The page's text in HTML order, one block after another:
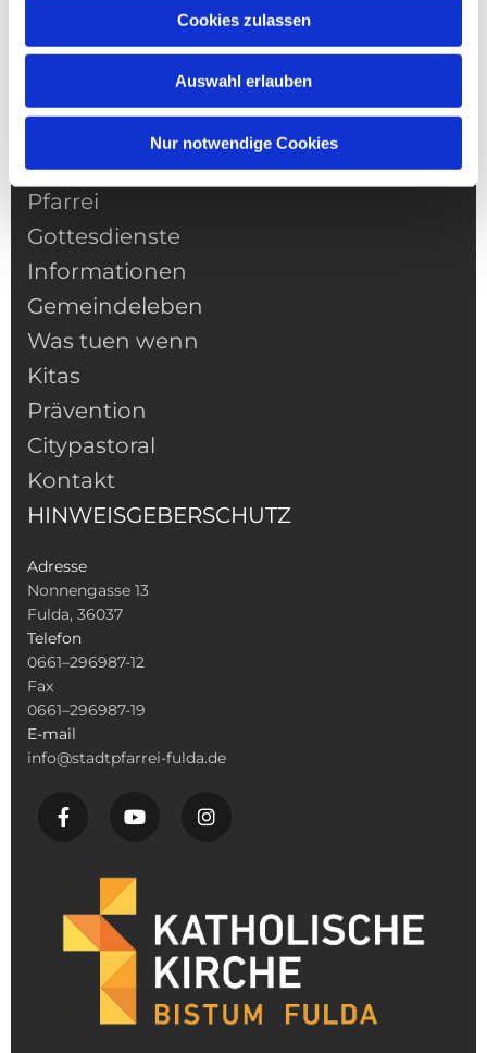
Cookies zulassen
Auswahl erlauben
Nur notwendige Cookies
NAVIGATION
Pfarrei
Gottesdienste
Informationen
Gemeindeleben
Was tuen wenn
Kitas
Prävention
Citypastoral
Kontakt
HINWEISGEBERSCHUTZ
Adresse
Nonnengasse 13
Fulda, 36037
Telefon
0661–296987-12
Fax
0661–296987-19
E-mail
info@stadtpfarrei-fulda.de